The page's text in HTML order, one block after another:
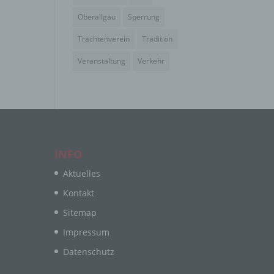
Oberallgäu Sperrung
Trachtenverein Tradition
Veranstaltung Verkehr
INFO
Aktuelles
Kontakt
Sitemap
Impressum
Datenschutz
das